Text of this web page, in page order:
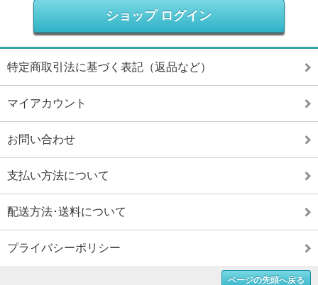
ショップ ログイン
特定商取引法に基づく表記（返品など）
マイアカウント
お問い合わせ
支払い方法について
配送方法･送料について
プライバシーポリシー
ページの先頭へ戻る